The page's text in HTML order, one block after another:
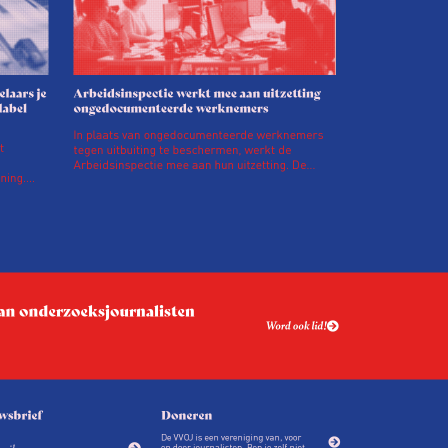
je
Arbeidsinspectie werkt mee aan uitzetting
ongedocumenteerde werknemers
In plaats van ongedocumenteerde werknemers
tegen uitbuiting te beschermen, werkt de
Arbeidsinspectie mee aan hun uitzetting. De
Vreemdelingenpolitie.
onderzoeksjournalisten
Word ook lid!
Doneren
De VVOJ is een vereniging van, voor